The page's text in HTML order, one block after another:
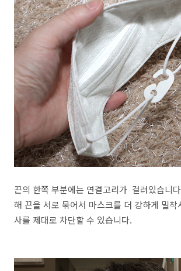
끈의 한쪽 부분에는 연결고리가 걸려있습니
해 끈을 서로 묶어서 마스크를 더 강하게 밀착
사를 제대로 차단할 수 있습니다.